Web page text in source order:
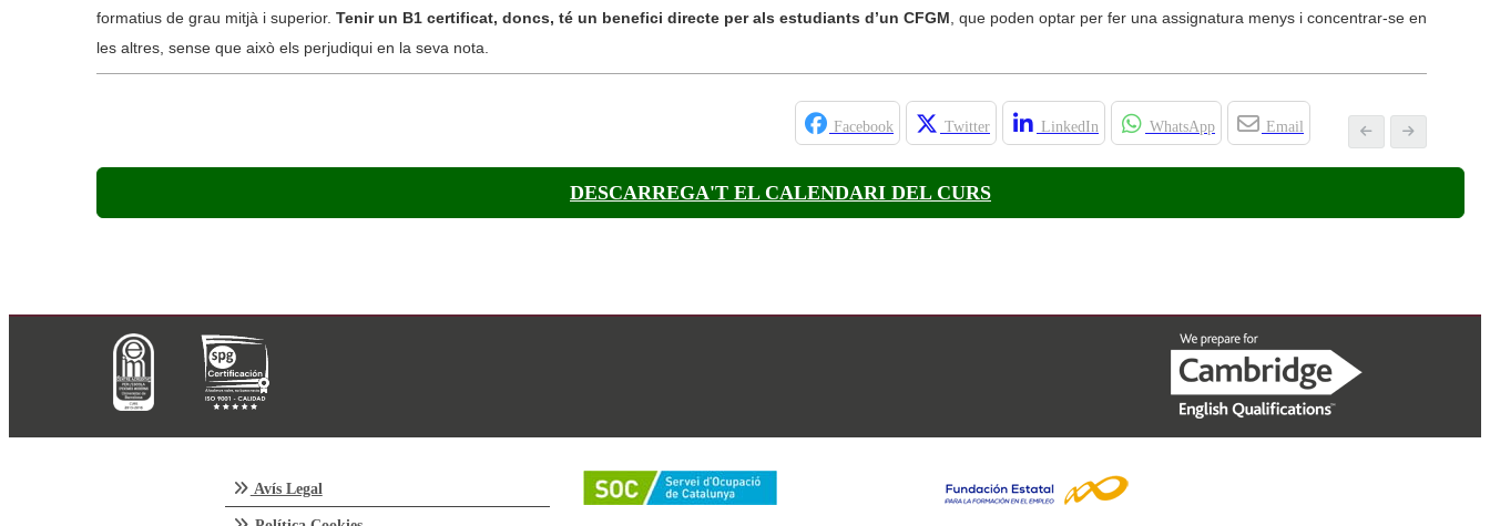
formatius de grau mitjà i superior. Tenir un B1 certificat, doncs, té un benefici directe per als estudiants d’un CFGM , que poden optar per fer una assignatura menys i concentrar-se en
les altres, sense que això els perjudiqui en la seva nota.
Facebook Twitter LinkedIn WhatsApp Email
DESCARREGA'T EL CALENDARI DEL CURS
Avís Legal